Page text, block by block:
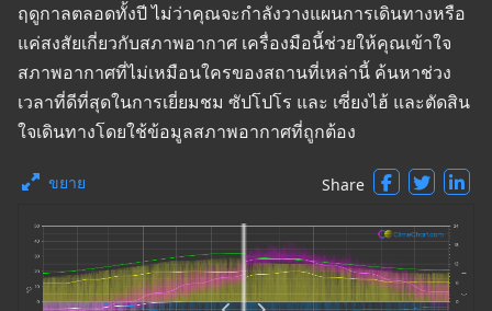
ฤดูกาลตลอดทั้งปี ไม่ว่าคุณจะกำลังวางแผนการเดินทางหรือ
แค่สงสัยเกี่ยวกับสภาพอากาศ เครื่องมือนี้ช่วยให้คุณเข้าใจ
สภาพอากาศที่ไม่เหมือนใครของสถานที่เหล่านี้ ค้นหาช่วง
เวลาที่ดีที่สุดในการเยี่ยมชม ซัปโปโร และ เซี่ยงไฮ้ และตัดสิน
ใจเดินทางโดยใช้ข้อมูลสภาพอากาศที่ถูกต้อง
ขยาย Share